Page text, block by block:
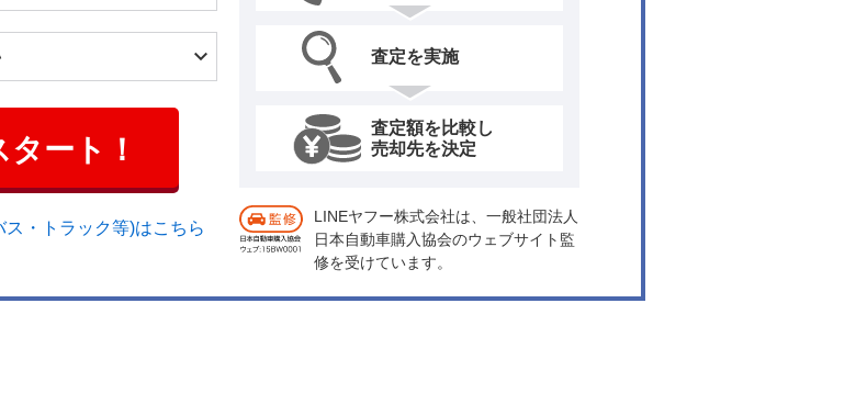
ート！
ス・トラック等)はこちら
査定を実施
査定額を比較し
売却先を決定
LINEヤフー株式会社は、一般社団法人
日本自動車購入協会のウェブサイト監
修を受けています。